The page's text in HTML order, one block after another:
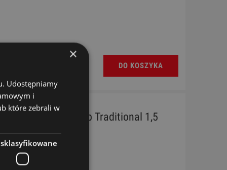
DO KOSZYKA
Klarnet Eb Traditional 1,5
×
Udostępniamy
i
które zebrali w